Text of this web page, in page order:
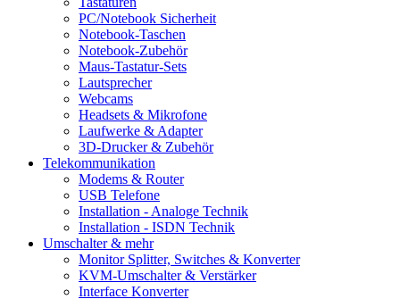
PC/Notebook Sicherheit
Notebook-Taschen
Notebook-Zubehör
Maus-Tastatur-Sets
Lautsprecher
Webcams
Headsets & Mikrofone
Laufwerke & Adapter
3D-Drucker & Zubehör
Telekommunikation
Modems & Router
USB Telefone
Installation - Analoge Technik
Installation - ISDN Technik
Umschalter & mehr
Monitor Splitter, Switches & Konverter
KVM-Umschalter & Verstärker
Interface Konverter